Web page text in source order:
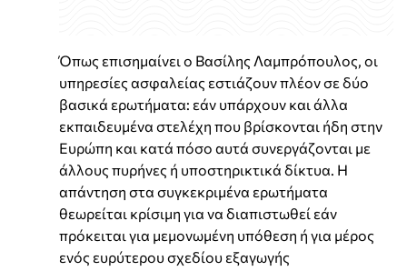
Όπως επισημαίνει ο Βασίλης Λαμπρόπουλος, οι
υπηρεσίες ασφαλείας εστιάζουν πλέον σε δύο
βασικά ερωτήματα: εάν υπάρχουν και άλλα
εκπαιδευμένα στελέχη που βρίσκονται ήδη στην
Ευρώπη και κατά πόσο αυτά συνεργάζονται με
άλλους πυρήνες ή υποστηρικτικά δίκτυα. Η
απάντηση στα συγκεκριμένα ερωτήματα
θεωρείται κρίσιμη για να διαπιστωθεί εάν
πρόκειται για μεμονωμένη υπόθεση ή για μέρος
ενός ευρύτερου σχεδίου εξαγωγής